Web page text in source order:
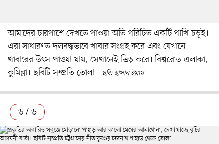
আমাদের চারপাশে দেখতে পাওয়া অতি পরিচিত একটি পাখি চড়ুই।
এরা সাধারণত দলবদ্ধভাবে খাবার সংগ্রহ করে এবং যেখানে
খাবারের উৎস পাওয়া যায়, সেখানেই ভিড় করে। বিশ্বরোড এলাকা,
কুমিল্লা। ছবিটি সম্প্রতি তোলা
ছবি: হাসান ইমাম
৬ / ৬